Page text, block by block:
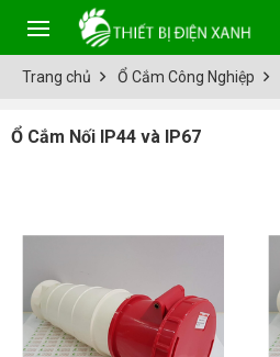
Trang chủ Ổ Cắm Công Nghiệp
Ổ Cắm Nối IP44 và IP67